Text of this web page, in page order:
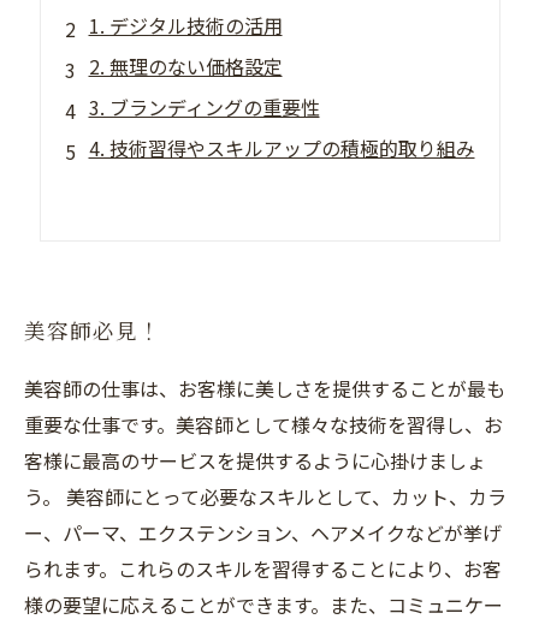
1. デジタル技術の活用
2. 無理のない価格設定
3. ブランディングの重要性
4. 技術習得やスキルアップの積極的取り組み
美容師必見！
美容師の仕事は、お客様に美しさを提供することが最も
重要な仕事です。美容師として様々な技術を習得し、お
客様に最高のサービスを提供するように心掛けましょ
う。 美容師にとって必要なスキルとして、カット、カラ
ー、パーマ、エクステンション、ヘアメイクなどが挙げ
られます。これらのスキルを習得することにより、お客
様の要望に応えることができます。また、コミュニケー